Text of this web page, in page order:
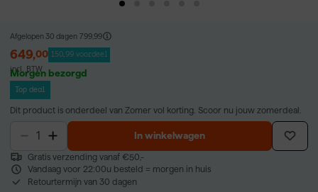
Afgelopen 30 dagen 799,99
649,00 150,99 voordeel
incl. BTW
Morgen bezorgd
Top deal
Dit product is onderdeel van Zomer vol korting. Scoor nu jouw zomerdeal.
In winkelwagen
Gratis verzending vanaf €50,-
Vandaag voor 22:00u besteld = morgen in huis
Retourtermijn van 30 dagen